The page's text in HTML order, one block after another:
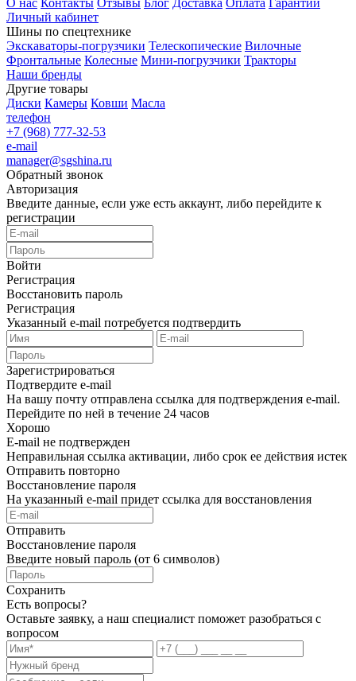
О нас Контакты Отзывы Блог Доставка Оплата Гарантии
Личный кабинет
Шины по спецтехнике
Экскаваторы-погрузчики Телескопические Вилочные
Фронтальные Колесные Мини-погрузчики Тракторы
Наши бренды
Другие товары
Диски Камеры Ковши Масла
телефон
+7 (968) 777-32-53
e-mail
manager@sgshina.ru
Обратный звонок
Авторизация
Введите данные, если уже есть аккаунт, либо перейдите к
регистрации
Войти
Регистрация
Восстановить пароль
Регистрация
Указанный e-mail потребуется подтвердить
Зарегистрироваться
Подтвердите e-mail
На вашу почту отправлена ссылка для подтверждения e-mail.
Перейдите по ней в течение 24 часов
Хорошо
E-mail не подтвержден
Неправильная ссылка активации, либо срок ее действия истек
Отправить повторно
Восстановление пароля
На указанный e-mail придет ссылка для восстановления
Отправить
Восстановление пароля
Введите новый пароль (от 6 символов)
Сохранить
Есть вопросы?
Оставьте заявку, а наш специалист поможет разобраться с
вопросом